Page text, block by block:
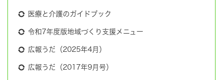
医療と介護のガイドブック
令和7年度版地域づくり支援メニュー
広報うだ（2025年4月）
広報うだ（2017年9月号）